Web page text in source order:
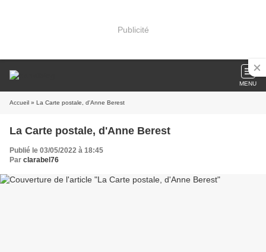
Publicité
MENU
Accueil » La Carte postale, d'Anne Berest
La Carte postale, d'Anne Berest
Publié le 03/05/2022 à 18:45
Par clarabel76